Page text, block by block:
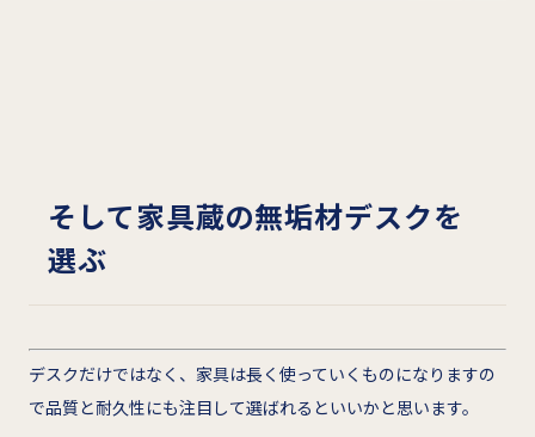
そして家具蔵の無垢材デスクを
選ぶ
デスクだけではなく、家具は長く使っていくものになりますの
で品質と耐久性にも注目して選ばれるといいかと思います。